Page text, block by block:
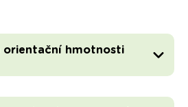
orientační hmotnosti